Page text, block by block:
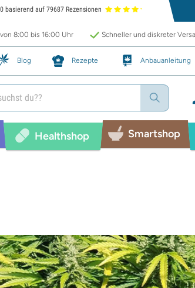
basierend auf 79687 Rezensionen
8:00 bis 16:00 Uhr Schneller und diskreter
Blog Rezepte Anbauanleitung
Healthshop Smartshop